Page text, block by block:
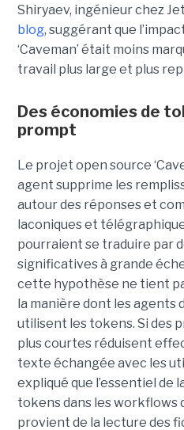
Shiryaev, ingénieur chez
blog, suggérant que
‘Caveman’ était moins
travail plus large et plus
Des économies de
prompt
Le projet open source
agent supprime les
autour des réponses et
laconiques et
pourraient se traduire par
significatives à grande
cette hypothèse ne tient
la manière dont les agents
utilisent les tokens. Si des
plus courtes réduisent
texte échangée avec les
expliqué que l’essentiel de
tokens dans les workflows
provient de la lecture des